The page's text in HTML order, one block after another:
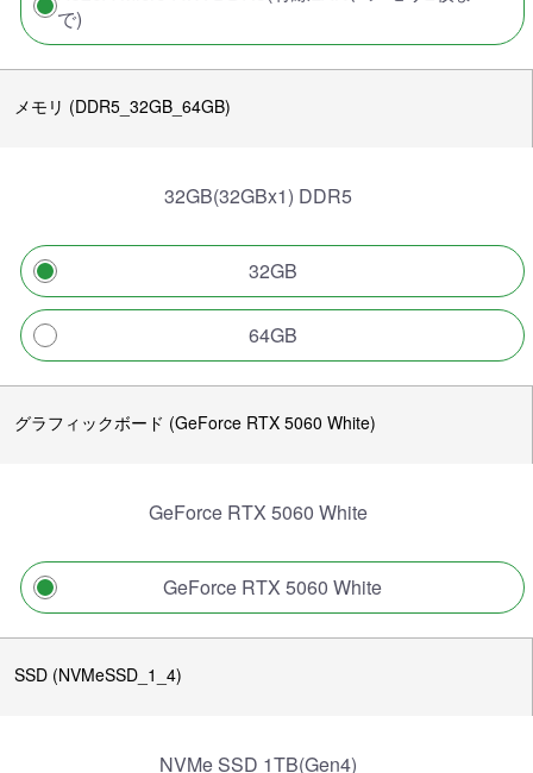
で)
メモリ (DDR5_32GB_64GB)
32GB(32GBx1) DDR5
32GB
64GB
グラフィックボード (GeForce RTX 5060 White)
GeForce RTX 5060 White
GeForce RTX 5060 White
SSD (NVMeSSD_1_4)
NVMe SSD 1TB(Gen4)